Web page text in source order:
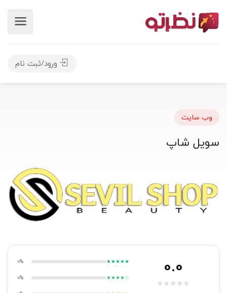
ورود/ثبت نام
وب سایت
سویل شاپ
0.0
★
★
★
★
★
★★★★★
0%
★★★★☆
0%